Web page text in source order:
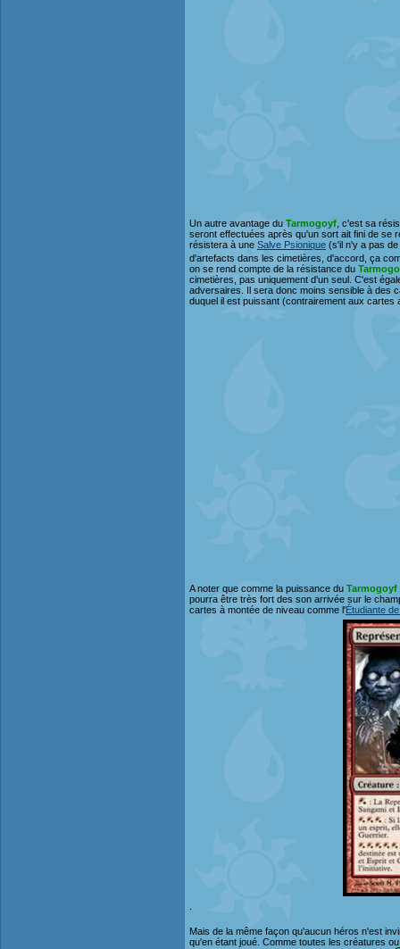
Un autre avantage du Tarmogoyf , c'est sa
seront effectuées après qu'un sort ait fini de se
résistera à une Salve Psionique (s'il n'y a pas
d'artefacts dans les cimetières, d'accord, ça
on se rend compte de la résistance du
cimetières, pas uniquement d'un seul. C'est
adversaires. Il sera donc moins sensible à des
duquel il est puissant (contrairement aux
A noter que comme la puissance du Tarmogoyf
pourra être très fort des son arrivée sur le
cartes à montée de niveau comme l'Étudiante
Mais de la même façon qu'aucun héros n'est
qu'en étant joué. Comme toutes les créatures